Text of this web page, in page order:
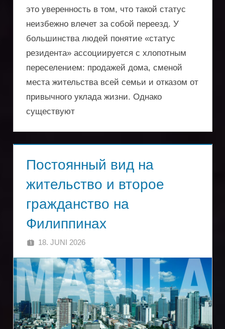
это уверенность в том, что такой статус
неизбежно влечет за собой переезд. У
большинства людей понятие «статус
резидента» ассоциируется с хлопотным
переселением: продажей дома, сменой
места жительства всей семьи и отказом от
привычного уклада жизни. Однако
существуют
Постоянный вид на
жительство и второе
гражданство на
Филиппинах
18. JUNI 2026